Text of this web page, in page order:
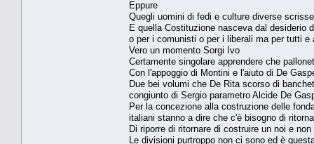
Eppure
Quegli uomini di fedi e culture diverse
E quella Costituzione nasceva dal desiderio
o per i comunisti o per i liberali ma per tutti
Vero un momento Sorgi Ivo
Certamente singolare apprendere che
Con l'appoggio di Montini e l'aiuto di De
Due bei volumi che De Rita scorso di
congiunto di Sergio parametro Alcide De
Per la concezione alla costruzione delle
italiani stanno a dire che c'è bisogno di
Di riporre di ritornare di costruire un noi e
Le divisioni purtroppo non ci sono ed è